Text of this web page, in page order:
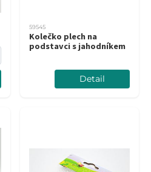
59545
Kolečko plech na
podstavci s jahodníkem
Detail